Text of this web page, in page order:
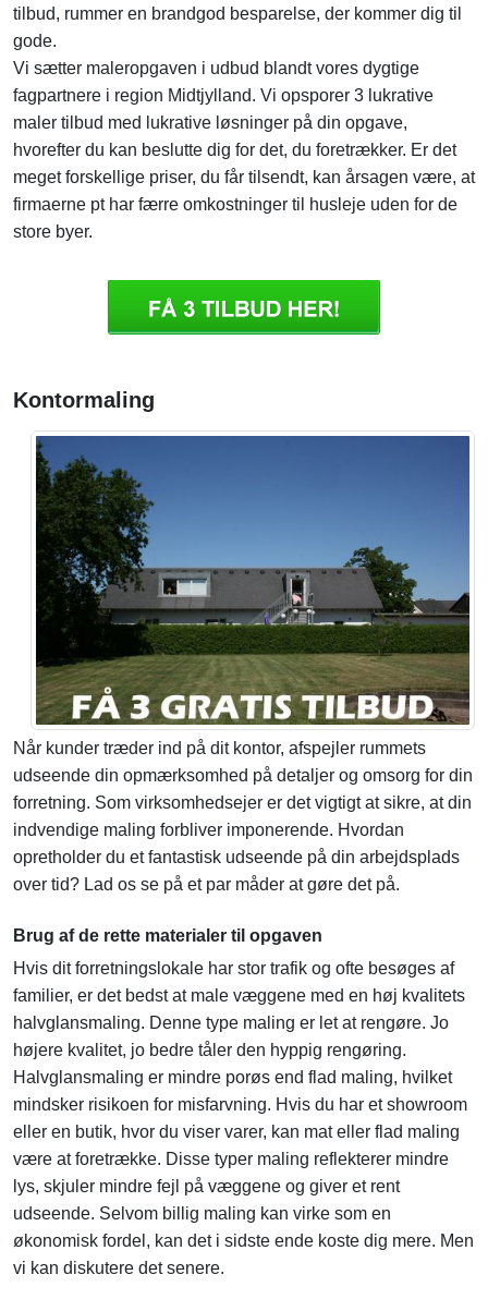
tilbud, rummer en brandgod besparelse, der kommer dig til
gode.
Vi sætter maleropgaven i udbud blandt vores dygtige
fagpartnere i region Midtjylland. Vi opsporer 3 lukrative
maler tilbud med lukrative løsninger på din opgave,
hvorefter du kan beslutte dig for det, du foretrækker. Er det
meget forskellige priser, du får tilsendt, kan årsagen være, at
firmaerne pt har færre omkostninger til husleje uden for de
store byer.
Kontormaling
Når kunder træder ind på dit kontor, afspejler rummets
udseende din opmærksomhed på detaljer og omsorg for din
forretning. Som virksomhedsejer er det vigtigt at sikre, at din
indvendige maling forbliver imponerende. Hvordan
opretholder du et fantastisk udseende på din arbejdsplads
over tid? Lad os se på et par måder at gøre det på.
Brug af de rette materialer til opgaven
Hvis dit forretningslokale har stor trafik og ofte besøges af
familier, er det bedst at male væggene med en høj kvalitets
halvglansmaling. Denne type maling er let at rengøre. Jo
højere kvalitet, jo bedre tåler den hyppig rengøring.
Halvglansmaling er mindre porøs end flad maling, hvilket
mindsker risikoen for misfarvning. Hvis du har et showroom
eller en butik, hvor du viser varer, kan mat eller flad maling
være at foretrække. Disse typer maling reflekterer mindre
lys, skjuler mindre fejl på væggene og giver et rent
udseende. Selvom billig maling kan virke som en
økonomisk fordel, kan det i sidste ende koste dig mere. Men
vi kan diskutere det senere.